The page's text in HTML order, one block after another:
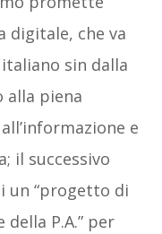
digitale, che va
sin dalla
alla piena
e
il successivo
un “progetto di
P.A.” per